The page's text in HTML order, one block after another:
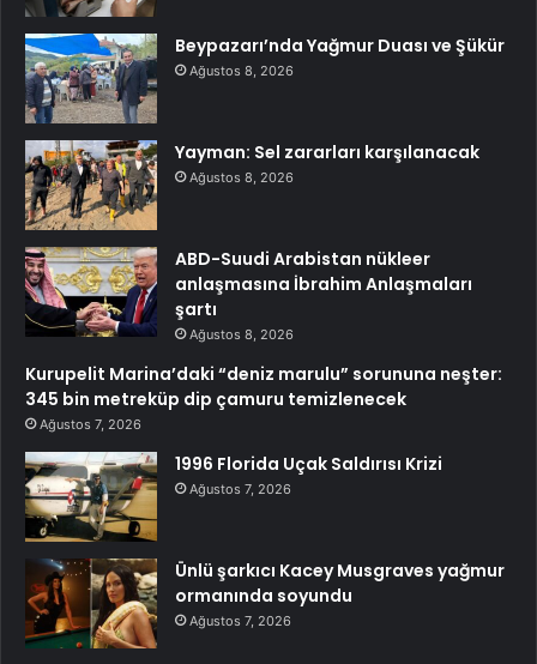
Beypazarı’nda Yağmur Duası ve Şükür
Ağustos 8, 2026
Yayman: Sel zararları karşılanacak
Ağustos 8, 2026
ABD-Suudi Arabistan nükleer
anlaşmasına İbrahim Anlaşmaları
şartı
Ağustos 8, 2026
Kurupelit Marina’daki “deniz marulu” sorununa neşter:
345 bin metreküp dip çamuru temizlenecek
Ağustos 7, 2026
1996 Florida Uçak Saldırısı Krizi
Ağustos 7, 2026
Ünlü şarkıcı Kacey Musgraves yağmur
ormanında soyundu
Ağustos 7, 2026